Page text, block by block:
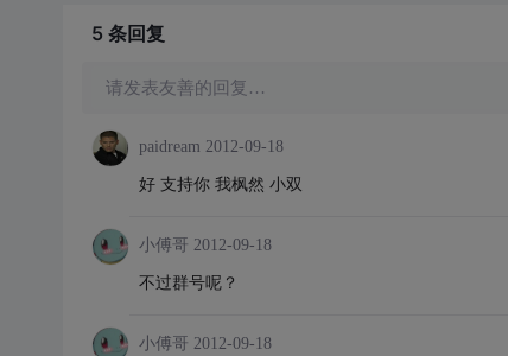
5 条回复
请发表友善的回复…
paidream 2012-09-18
好 支持你 我枫然 小双
小傅哥 2012-09-18
不过群号呢？
小傅哥 2012-09-18